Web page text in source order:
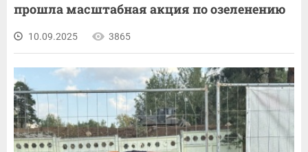
прошла масштабная акция по озеленению
10.09.2025 3865